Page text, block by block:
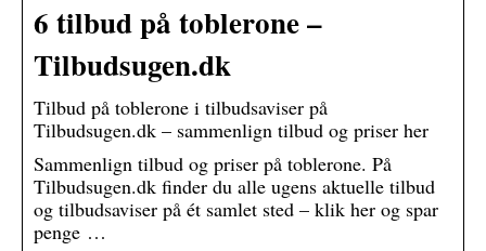
6 tilbud på toblerone –
Tilbudsugen.dk
Tilbud på toblerone i tilbudsaviser på
Tilbudsugen.dk – sammenlign tilbud og priser her
Sammenlign tilbud og priser på toblerone. På
Tilbudsugen.dk finder du alle ugens aktuelle tilbud
og tilbudsaviser på ét samlet sted – klik her og spar
penge …